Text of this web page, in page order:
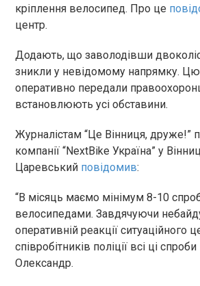
кріплення велосипед. Про це
центр.
Додають, що заволодівши
зникли у невідомому напрямку.
оперативно передали
встановлюють усі обставини.
Журналістам “Це Вінниця, друже!”
компанії “NextBike Україна” у
Царевський повідомив:
“В місяць маємо мінімум 8-10
велосипедами. Завдячуючи
оперативній реакції ситуаційного
співробітників поліції всі ці
Олександр.